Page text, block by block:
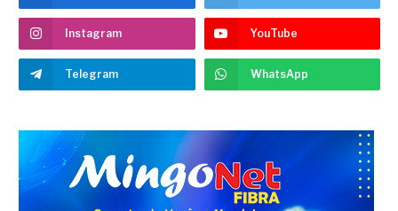
Instagram YouTube
Telegram WhatsApp